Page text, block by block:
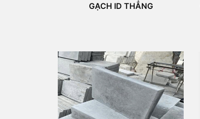
GẠCH ID THẲNG